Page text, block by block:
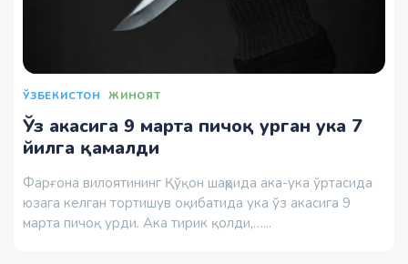
ЎЗБЕКИСТОН ЖИНОЯТ
Ўз акасига 9 марта пичоқ урган ука 7
йилга қамалди
Фарғона вилоятининг Қўқон шаҳрида ака-ука ўртасида
юзага келган тортишув оқибатида ука ўз акасига 9
марта пичоқ урди. Ака тирик қолди,…...